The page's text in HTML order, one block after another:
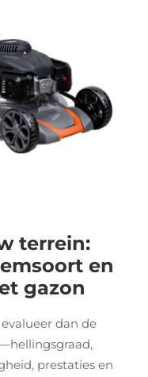
terrein:
en
gazon
dan de
prestaties en